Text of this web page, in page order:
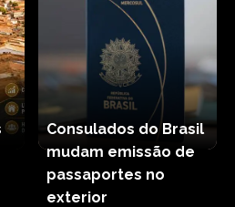
Consulados do Brasil
mudam emissão de
passaportes no
exterior